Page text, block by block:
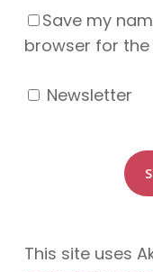
Save my
browser for
Newsletter
This site uses